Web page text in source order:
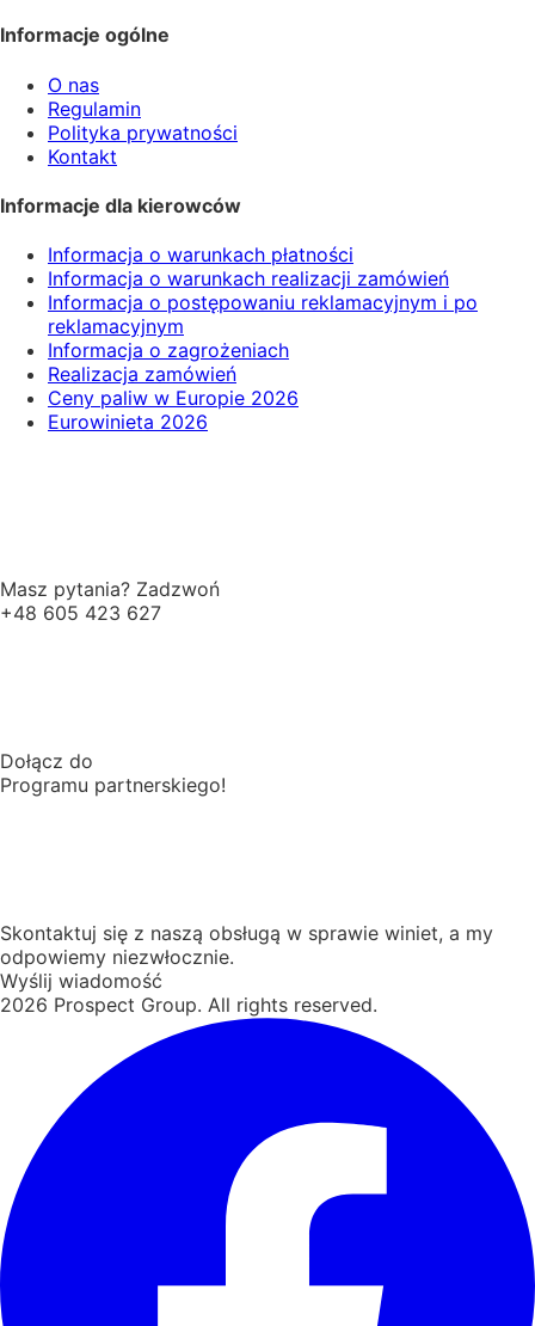
Informacje ogólne
O nas
Regulamin
Polityka prywatności
Kontakt
Informacje dla kierowców
Informacja o warunkach płatności
Informacja o warunkach realizacji zamówień
Informacja o postępowaniu reklamacyjnym i po
reklamacyjnym
Informacja o zagrożeniach
Realizacja zamówień
Ceny paliw w Europie 2026
Eurowinieta 2026
Masz pytania? Zadzwoń
+48 605 423 627
Dołącz do
Programu partnerskiego!
Skontaktuj się z naszą obsługą w sprawie winiet, a my
odpowiemy niezwłocznie.
Wyślij wiadomość
2026 Prospect Group. All rights reserved.